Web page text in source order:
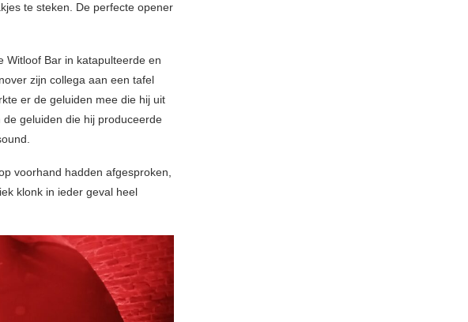
te steken. De perfecte opener
Witloof Bar in katapulteerde en
zijn collega aan een tafel
er de geluiden mee die hij uit
geluiden die hij produceerde
voorhand hadden afgesproken,
klonk in ieder geval heel